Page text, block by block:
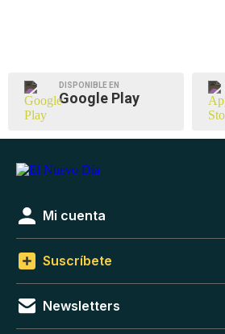
DISPONIBLE EN
Google Play
Mi cuenta
Suscríbete
Newsletters